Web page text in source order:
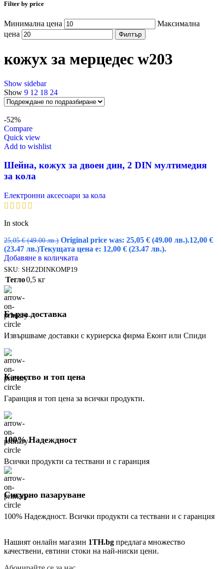
Filter by price
Минимална цена
Максимална
цена
Филтър
кожух за мерцедес w203
Show sidebar
Show 9 12 18 24
-52%
Compare
Quick view
Add to wishlist
Шейна, кожух за двоен дин, 2 DIN мултимедия
за кола
Електронни аксесоари за кола
In stock
25,05€ (49.00 лв.) Original price was: 25,05 € (49.00 лв.).12,00 €
(23.47 лв.)Текущата цена е: 12,00 € (23.47 лв.).
Добавяне в количката
SKU: SHZ2DINKOMP19
Тегло0,5 кг
Бърза доставка
Извършваме доставки с куриерска фирма Еконт или Спиди
Качество и топ цена
Гаранция и топ цена за всички продукти.
100% Надеждност
Всички продукти са тествани и с гаранция
Сигурно пазаруване
100% Надеждност. Всички продукти са тествани и с гаранция
Нашият онлайн магазин 1TH.bg предлага множество
качествени, евтини стоки на най-ниски цени.